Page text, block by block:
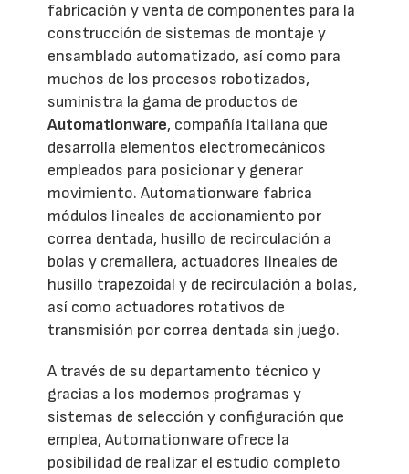
fabricación y venta de componentes para la
construcción de sistemas de montaje y
ensamblado automatizado, así como para
muchos de los procesos robotizados,
suministra la gama de productos de
Automationware, compañía italiana que
desarrolla elementos electromecánicos
empleados para posicionar y generar
movimiento. Automationware fabrica
módulos lineales de accionamiento por
correa dentada, husillo de recirculación a
bolas y cremallera, actuadores lineales de
husillo trapezoidal y de recirculación a bolas,
así como actuadores rotativos de
transmisión por correa dentada sin juego.
A través de su departamento técnico y
gracias a los modernos programas y
sistemas de selección y configuración que
emplea, Automationware ofrece la
posibilidad de realizar el estudio completo